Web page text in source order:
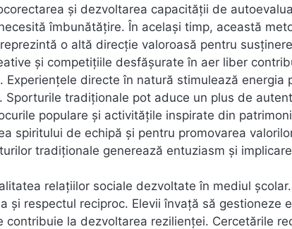
și dezvoltarea capacității de
îmbunătățire. În același timp, această
o altă direcție valoroasă pentru
și competițiile desfășurate în aer liber
directe în natură stimulează energia
Sporturile tradiționale pot aduce un plus de
populare și activitățile inspirate din
spiritului de echipă și pentru promovarea
tradiționale generează entuziasm și
relațiilor sociale dezvoltate în mediul
și respectul reciproc. Elevii învață să gestioneze
la dezvoltarea rezilienței. Cercetările